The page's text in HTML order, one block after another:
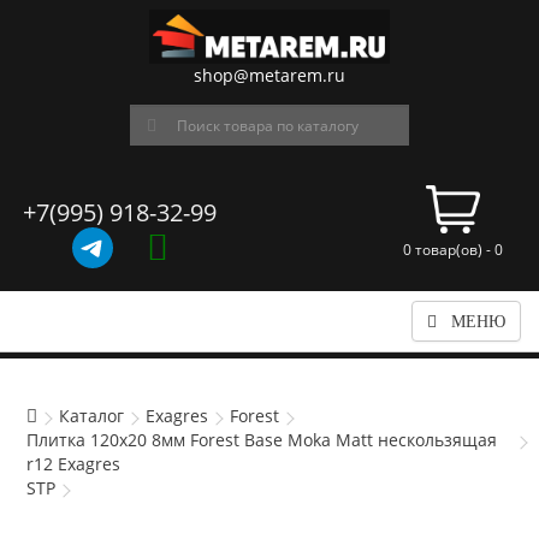
shop@metarem.ru
+7(995) 918-32-99
0 товар(ов) - 0
МЕНЮ
Каталог Exagres
Forest
Плитка 120x20 8мм Forest Base Moka Matt нескользящая
r12 Exagres
STP